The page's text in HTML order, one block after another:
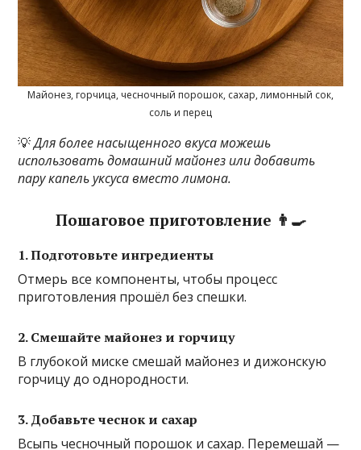
Майонез, горчица, чесночный порошок, сахар, лимонный сок,
соль и перец
💡Для более насыщенного вкуса можешь
использовать домашний майонез или добавить
пару капель уксуса вместо лимона.
Пошаговое приготовление 👨‍🍳
1. Подготовьте ингредиенты
Отмерь все компоненты, чтобы процесс
приготовления прошёл без спешки.
2. Смешайте майонез и горчицу
В глубокой миске смешай майонез и дижонскую
горчицу до однородности.
3. Добавьте чеснок и сахар
Всыпь чесночный порошок и сахар. Перемешай —